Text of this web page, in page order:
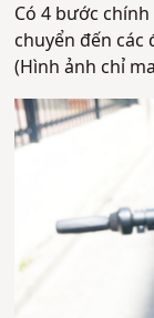
Có 4 bước
chuyển đến
(Hình ảnh chỉ